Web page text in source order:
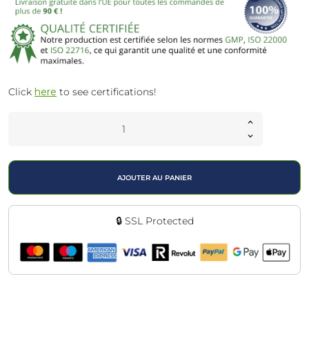
Click here to see certifications!
AJOUTER AU PANIER
🔒 SSL Protected